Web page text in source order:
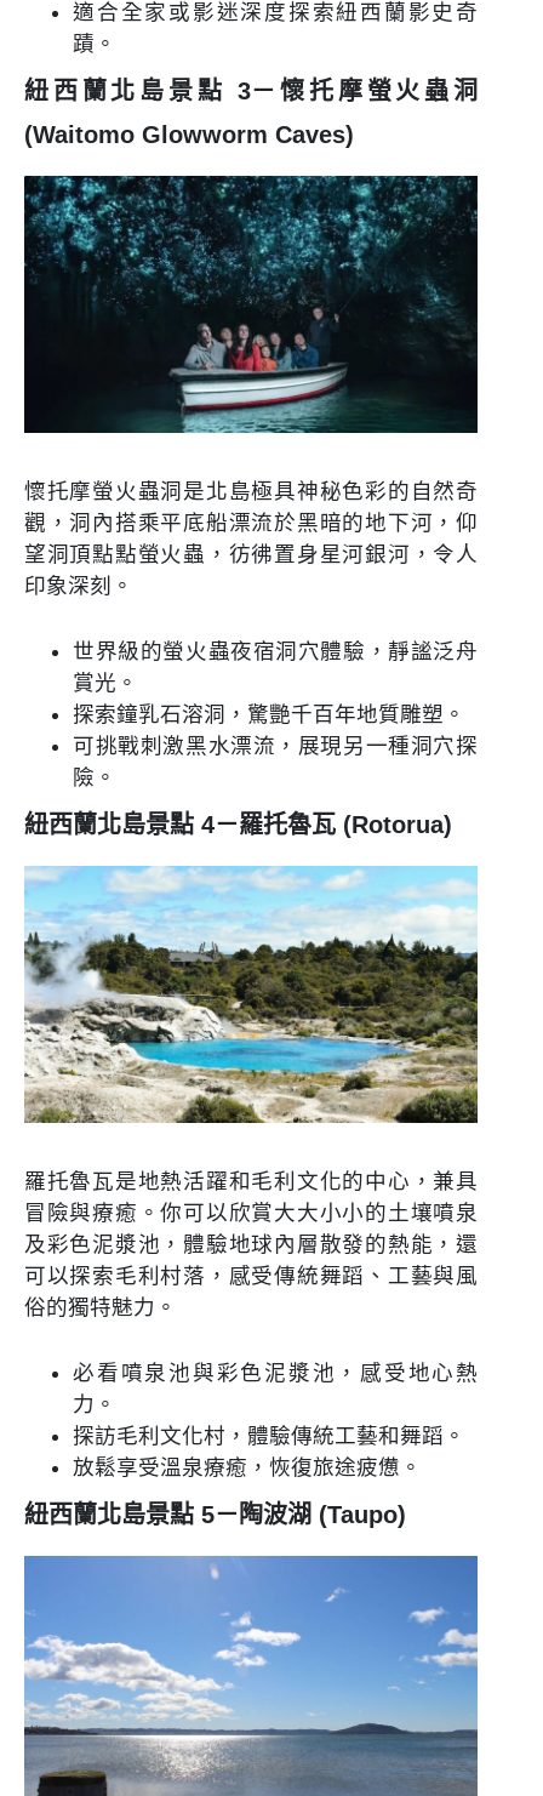
適合全家或影迷深度探索紐西蘭影史奇
蹟。
紐西蘭北島景點 3－懷托摩螢火蟲洞
(Waitomo Glowworm Caves)
懷托摩螢火蟲洞是北島極具神秘色彩的自然奇
觀，洞內搭乘平底船漂流於黑暗的地下河，仰
望洞頂點點螢火蟲，彷彿置身星河銀河，令人
印象深刻。
世界級的螢火蟲夜宿洞穴體驗，靜謐泛舟
賞光。
探索鐘乳石溶洞，驚艷千百年地質雕塑。
可挑戰刺激黑水漂流，展現另一種洞穴探
險。
紐西蘭北島景點 4－羅托魯瓦 (Rotorua)
羅托魯瓦是地熱活躍和毛利文化的中心，兼具
冒險與療癒。你可以欣賞大大小小的土壤噴泉
及彩色泥漿池，體驗地球內層散發的熱能，還
可以探索毛利村落，感受傳統舞蹈、工藝與風
俗的獨特魅力。
必看噴泉池與彩色泥漿池，感受地心熱
力。
探訪毛利文化村，體驗傳統工藝和舞蹈。
放鬆享受溫泉療癒，恢復旅途疲憊。
紐西蘭北島景點 5－陶波湖 (Taupo)